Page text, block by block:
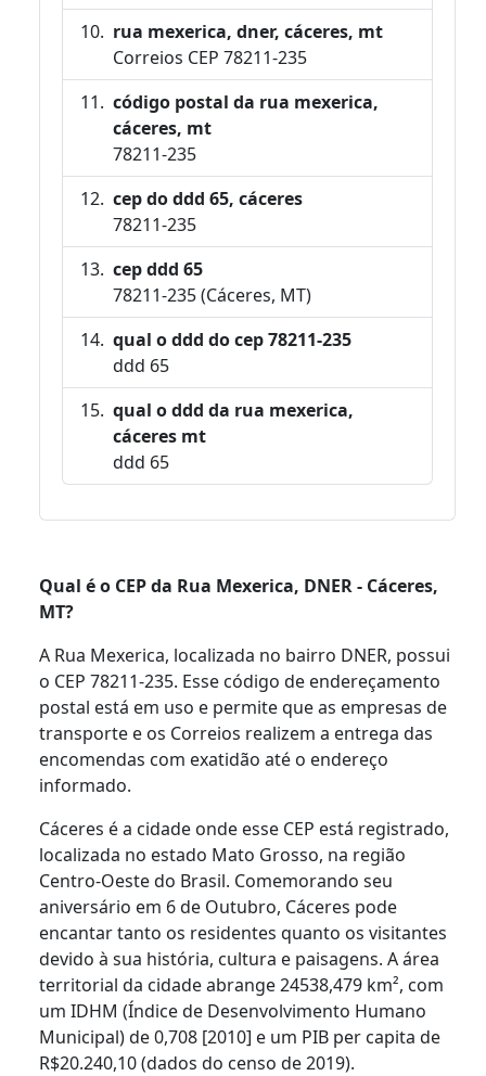
rua mexerica, dner, cáceres, mt
Correios CEP 78211-235
código postal da rua mexerica,
cáceres, mt
78211-235
cep do ddd 65, cáceres
78211-235
cep ddd 65
78211-235 (Cáceres, MT)
qual o ddd do cep 78211-235
ddd 65
qual o ddd da rua mexerica,
cáceres mt
ddd 65
Qual é o CEP da Rua Mexerica, DNER - Cáceres,
MT?
A Rua Mexerica, localizada no bairro DNER, possui
o CEP 78211-235. Esse código de endereçamento
postal está em uso e permite que as empresas de
transporte e os Correios realizem a entrega das
encomendas com exatidão até o endereço
informado.
Cáceres é a cidade onde esse CEP está registrado,
localizada no estado Mato Grosso, na região
Centro-Oeste do Brasil. Comemorando seu
aniversário em 6 de Outubro, Cáceres pode
encantar tanto os residentes quanto os visitantes
devido à sua história, cultura e paisagens. A área
territorial da cidade abrange 24538,479 km², com
um IDHM (Índice de Desenvolvimento Humano
Municipal) de 0,708 [2010] e um PIB per capita de
R$20.240,10 (dados do censo de 2019).